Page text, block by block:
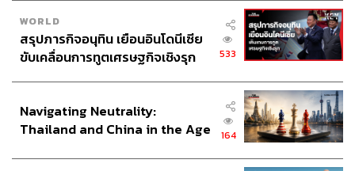
ABOUT THE AUTHOR
ณรงค์กร มโนจันทร์เพ็ญ
STANDARD
WORLD
สรุปภารกิจอนุทิน เยือนอินโดนีเซีย
ขับเคลื่อนการทูตเศรษฐกิจเชิงรุก
533
Navigating Neutrality:
Thailand and China in the Age
164